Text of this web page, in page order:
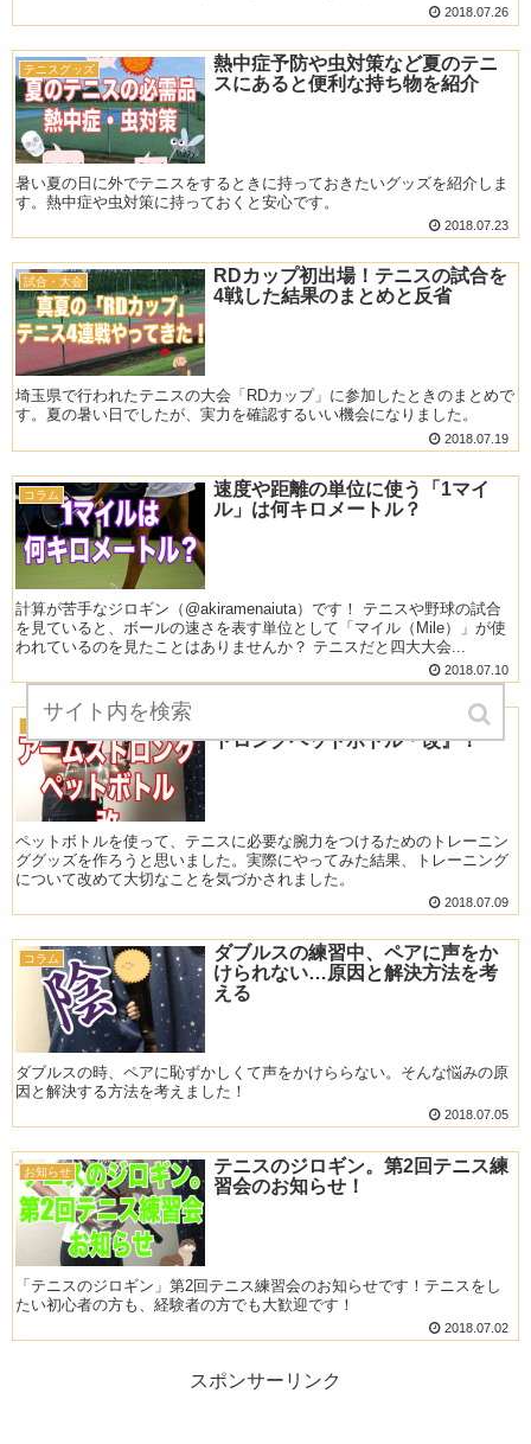
2018.07.26
テニスグッズ
熱中症予防や虫対策など夏のテニ
スにあると便利な持ち物を紹介
暑い夏の日に外でテニスをするときに持っておきたいグッズを紹介しま
す。熱中症や虫対策に持っておくと安心です。
2018.07.23
試合・大会
RDカップ初出場！テニスの試合を
4戦した結果のまとめと反省
埼玉県で行われたテニスの大会「RDカップ」に参加したときのまとめで
す。夏の暑い日でしたが、実力を確認するいい機会になりました。
2018.07.19
コラム
速度や距離の単位に使う「1マイ
ル」は何キロメートル？
計算が苦手なジロギン（@akiramenaiuta）です！ テニスや野球の試合
を見ていると、ボールの速さを表す単位として「マイル（Mile）」が使
われているのを見たことはありませんか？ テニスだと四大大会...
2018.07.10
腕力強化！『テニス強制アームス
トロングペットボトル・改』！
ペットボトルを使って、テニスに必要な腕力をつけるためのトレーニン
ググッズを作ろうと思いました。実際にやってみた結果、トレーニング
について改めて大切なことを気づかされました。
2018.07.09
コラム
ダブルスの練習中、ペアに声をか
けられない…原因と解決方法を考
える
ダブルスの時、ペアに恥ずかしくて声をかけららない。そんな悩みの原
因と解決する方法を考えました！
2018.07.05
お知らせ
テニスのジロギン。第2回テニス練
習会のお知らせ！
「テニスのジロギン」第2回テニス練習会のお知らせです！テニスをし
たい初心者の方も、経験者の方でも大歓迎です！
2018.07.02
スポンサーリンク